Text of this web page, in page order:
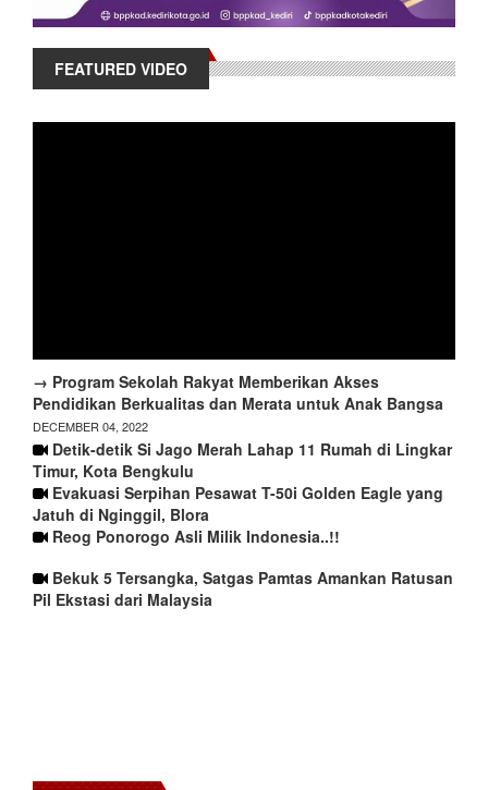
FEATURED VIDEO
→ Program Sekolah Rakyat Memberikan Akses
Pendidikan Berkualitas dan Merata untuk Anak Bangsa
DECEMBER 04, 2022
Detik-detik Si Jago Merah Lahap 11 Rumah di Lingkar
Timur, Kota Bengkulu
Evakuasi Serpihan Pesawat T-50i Golden Eagle yang
Jatuh di Nginggil, Blora
Reog Ponorogo Asli Milik Indonesia..!!
Bekuk 5 Tersangka, Satgas Pamtas Amankan Ratusan
Pil Ekstasi dari Malaysia